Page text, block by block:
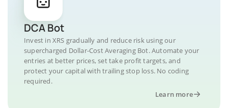
DCA Bot
Invest in XRS gradually and reduce risk using our
supercharged Dollar-Cost Averaging Bot. Automate your
entries at better prices, set take profit targets, and
protect your capital with trailing stop loss. No coding
required.
Learn more